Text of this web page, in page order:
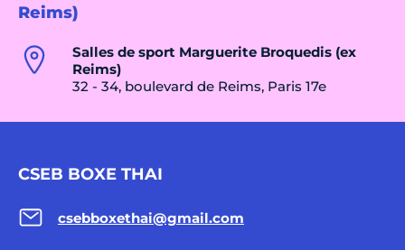
Reims)
Salles de sport Marguerite Broquedis (ex
Reims)
32 - 34, boulevard de Reims, Paris 17e
CSEB BOXE THAI
csebboxethai@gmail.com